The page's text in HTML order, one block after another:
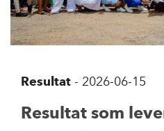
Resultat - 2026-06-15
Resultat som